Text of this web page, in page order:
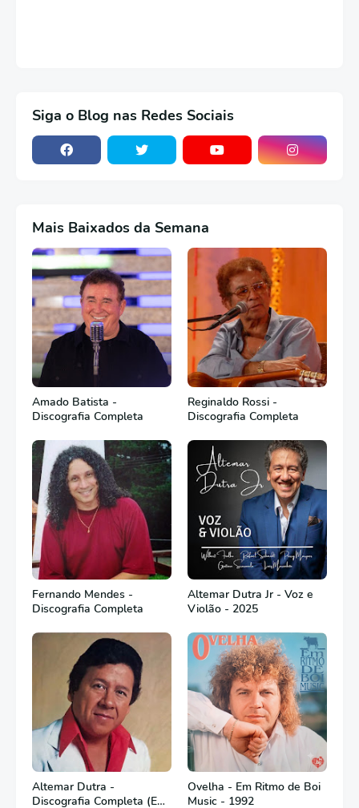
Siga o Blog nas Redes Sociais
Mais Baixados da Semana
Amado Batista -
Discografia Completa
Reginaldo Rossi -
Discografia Completa
Fernando Mendes -
Discografia Completa
Altemar Dutra Jr - Voz e
Violão - 2025
Altemar Dutra -
Discografia Completa (Em
Ovelha - Em Ritmo de Boi
Music - 1992